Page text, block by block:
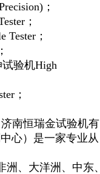
；
；
Tester；
试验机High
；
济南恒瑞金试验机有
心） 是一家专业从
洲、大洋洲、中东、